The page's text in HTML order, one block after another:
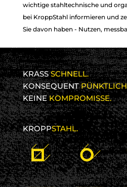
wichtige stahltechnische und
bei KroppStahl informieren und
Sie davon haben - Nutzen,
KRASSSCHNELL.
KONSEQUENT
KEINEKOMPROMISSE.
KROPPSTAHL.